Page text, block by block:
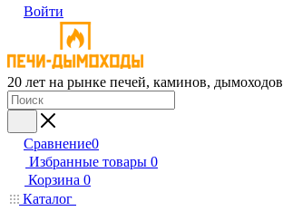
Войти
20 лет на рынке печей, каминов, дымоходов
Сравнение0
Избранные товары 0
Корзина 0
Каталог